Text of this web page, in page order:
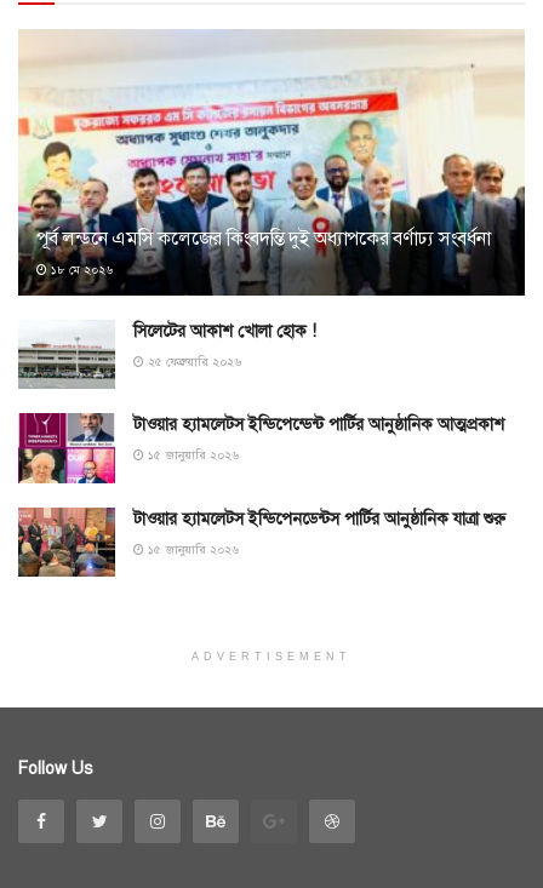
পূর্ব লন্ডনে এমসি কলেজের কিংবদন্তি দুই অধ্যাপকের বর্ণাঢ্য সংবর্ধনা
১৮ মে ২০২৬
সিলেটের আকাশ খোলা হোক !
২৫ ফেব্রুয়ারি ২০২৬
টাওয়ার হ্যামলেটস ইন্ডিপেন্ডেন্ট পার্টির আনুষ্ঠানিক আত্মপ্রকাশ
১৫ জানুয়ারি ২০২৬
টাওয়ার হ্যামলেটস ইন্ডিপেনডেন্টস পার্টির আনুষ্ঠানিক যাত্রা শুরু
১৫ জানুয়ারি ২০২৬
ADVERTISEMENT
Follow Us